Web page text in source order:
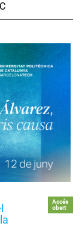
Accés
obert